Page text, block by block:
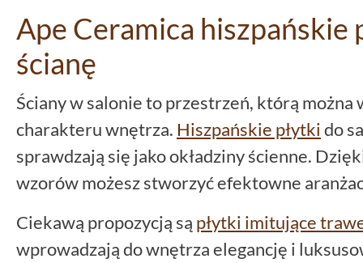
Ape Ceramica hiszpańskie
ścianę
Ściany w salonie to przestrzeń, którą
charakteru wnętrza. Hiszpańskie płytkido
sprawdzają się jako okładziny ścienne.
wzorów możesz stworzyć efektowne
Ciekawą propozycją są płytki imitujące
wprowadzają do wnętrza elegancję i